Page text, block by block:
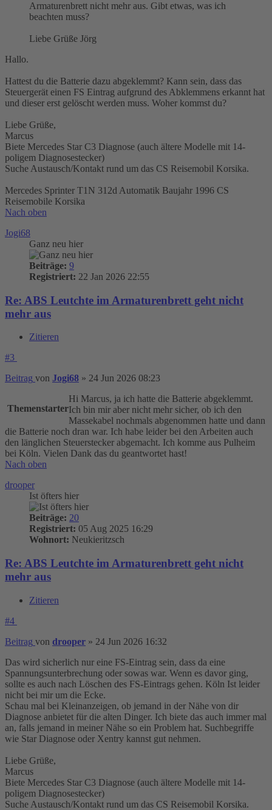
Armaturenbrett nicht mehr aus. Gibt etwas, was ich
beachten muss?
Liebe Grüße Jörg
Hallo.
Hattest du die Batterie dazu abgeklemmt? Kann sein, dass das
Steuergerät einen FS Eintrag aufgrund des Abklemmens erkannt hat
und dieser erst gelöscht werden muss. Woher kommst du?
Liebe Grüße,
Marcus
Biete Mercedes Star C3 Diagnose (auch ältere Modelle mit 14-
poligem Diagnosestecker)
Suche Austausch/Kontakt rund um das CS Reisemobil Korsika.
Mercedes Sprinter T1N 312d Automatik Baujahr 1996 CS
Reisemobile Korsika
Nach oben
Jogi68
Ganz neu hier
Beiträge: 9
Registriert: 22 Jan 2026 22:55
Re: ABS Leutchte im Armaturenbrett geht nicht
mehr aus
Zitieren
#3
Beitrag von Jogi68 » 24 Jun 2026 08:23
Themenstarter
Hi Marcus, ja ich hatte die Batterie abgeklemmt.
Ich bin mir aber nicht mehr sicher, ob ich den
Massekabel nochmals abgenommen hatte und dann
die Batterie noch dran war. Ich habe leider bei den Arbeiten auch
den länglichen Steuerstecker abgemacht. Ich komme aus Pulheim
bei Köln. Vielen Dank das du geantwortet hast!
Nach oben
drooper
Ist öfters hier
Beiträge: 20
Registriert: 05 Aug 2025 16:29
Wohnort: Neukieritzsch
Re: ABS Leutchte im Armaturenbrett geht nicht
mehr aus
Zitieren
#4
Beitrag von drooper » 24 Jun 2026 16:32
Das wird sicherlich nur eine FS-Eintrag sein, dass da eine
Spannungsunterbrechung oder sowas war. Wenn es davor ging,
sollte es auch nach Löschen des FS-Eintrags gehen. Köln Ist leider
nicht bei mir um die Ecke.
Schau mal bei Kleinanzeigen, ob jemand in der Nähe von dir
Diagnose anbietet für die alten Dinger. Ich biete das auch immer mal
an, falls jemand in meiner Nähe so ein Problem hat. Suchbegriffe
wie Star Diagnose oder Xentry kannst gut nehmen.
Liebe Grüße,
Marcus
Biete Mercedes Star C3 Diagnose (auch ältere Modelle mit 14-
poligem Diagnosestecker)
Suche Austausch/Kontakt rund um das CS Reisemobil Korsika.